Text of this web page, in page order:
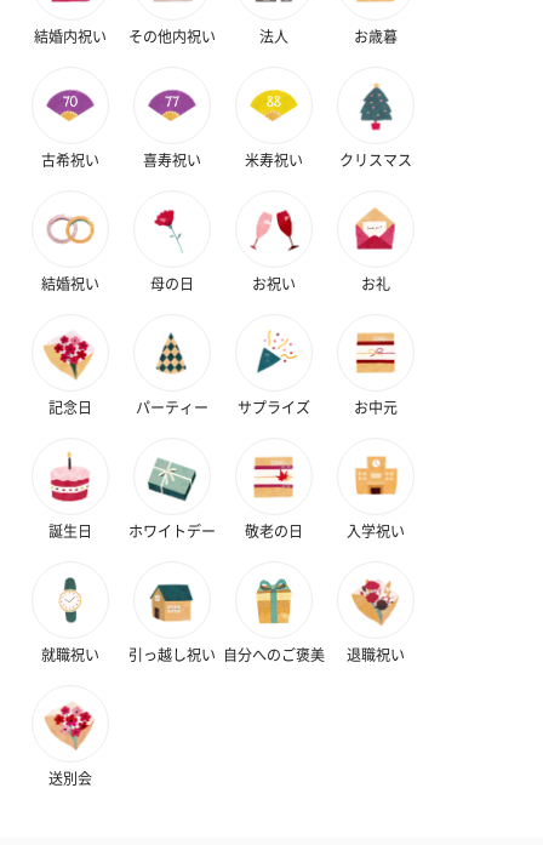
結婚内祝い その他内祝い 法人 お歳暮
古希祝い 喜寿祝い 米寿祝い クリスマス
結婚祝い 母の日 お祝い お礼
記念日 パーティー サプライズ お中元
誕生日 ホワイトデー 敬老の日 入学祝い
就職祝い 引っ越し祝い 自分へのご褒美 退職祝い
送別会